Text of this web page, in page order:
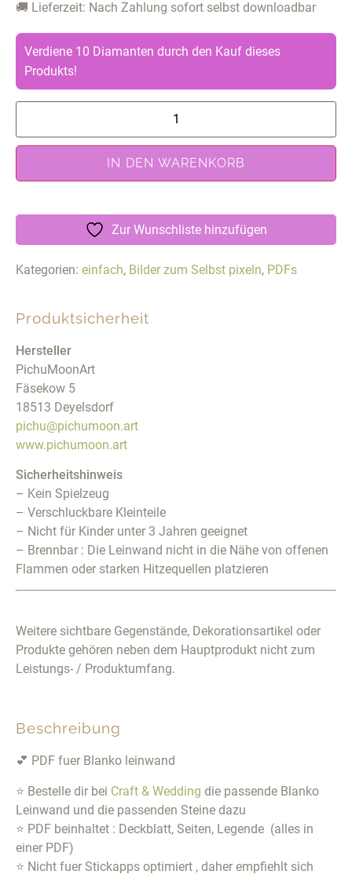
🚚 Lieferzeit: Nach Zahlung sofort selbst downloadbar
Verdiene 10 Diamanten durch den Kauf dieses
Produkts!
IN DEN WARENKORB
Zur Wunschliste hinzufügen
Kategorien: einfach, Bilder zum Selbst pixeln, PDFs
Beschreibung
💕 PDF fuer Blanko leinwand
⭐ Bestelle dir bei Craft & Wedding die passende Blanko
Leinwand und die passenden Steine dazu
⭐ PDF beinhaltet : Deckblatt, Seiten, Legende (alles in
einer PDF)
⭐ Nicht fuer Stickapps optimiert , daher empfiehlt sich
Produktsicherheit
Hersteller
PichuMoonArt
Fäsekow 5
18513 Deyelsdorf
pichu@pichumoon.art
www.pichumoon.art
Sicherheitshinweis
– Kein Spielzeug
– Verschluckbare Kleinteile
– Nicht für Kinder unter 3 Jahren geeignet
– Brennbar : Die Leinwand nicht in die Nähe von offenen
Flammen oder starken Hitzequellen platzieren
Weitere sichtbare Gegenstände, Dekorationsartikel oder
Produkte gehören neben dem Hauptprodukt nicht zum
Leistungs- / Produktumfang.